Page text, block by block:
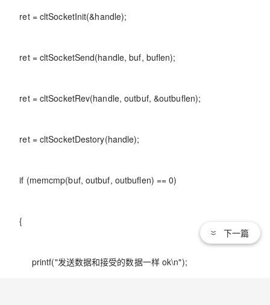
ret = cltSocketInit(&handle);
ret = cltSocketSend(handle, buf, buflen);
ret = cltSocketRev(handle, outbuf, &outbuflen);
ret = cltSocketDestory(handle);
if (memcmp(buf, outbuf, outbuflen) == 0)
{
printf("发送数据和接受的数据一样 ok\n");
下一篇